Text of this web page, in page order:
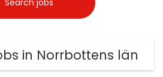
in Norrbottens län